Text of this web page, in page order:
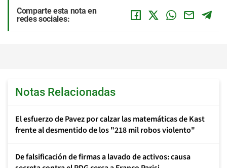
Comparte esta nota en
redes sociales:
Notas Relacionadas
El esfuerzo de Pavez por calzar las matemáticas de Kast
frente al desmentido de los "218 mil robos violento"
De falsificación de firmas a lavado de activos: causa